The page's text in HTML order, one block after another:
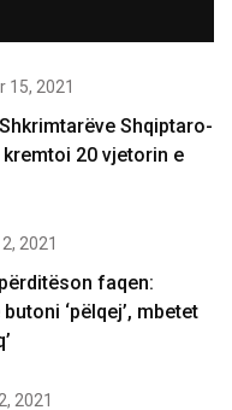
15, 2021
Shqiptaro-
20 vjetorin e
2021
faqen:
‘pëlqej’, mbetet
2021